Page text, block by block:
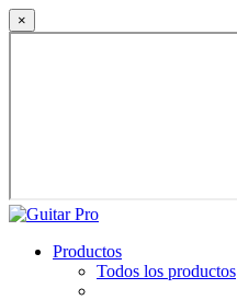
×
Productos
Todos los productos